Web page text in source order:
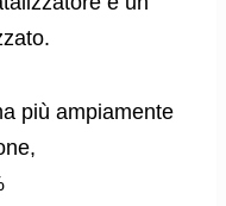
più ampiamente